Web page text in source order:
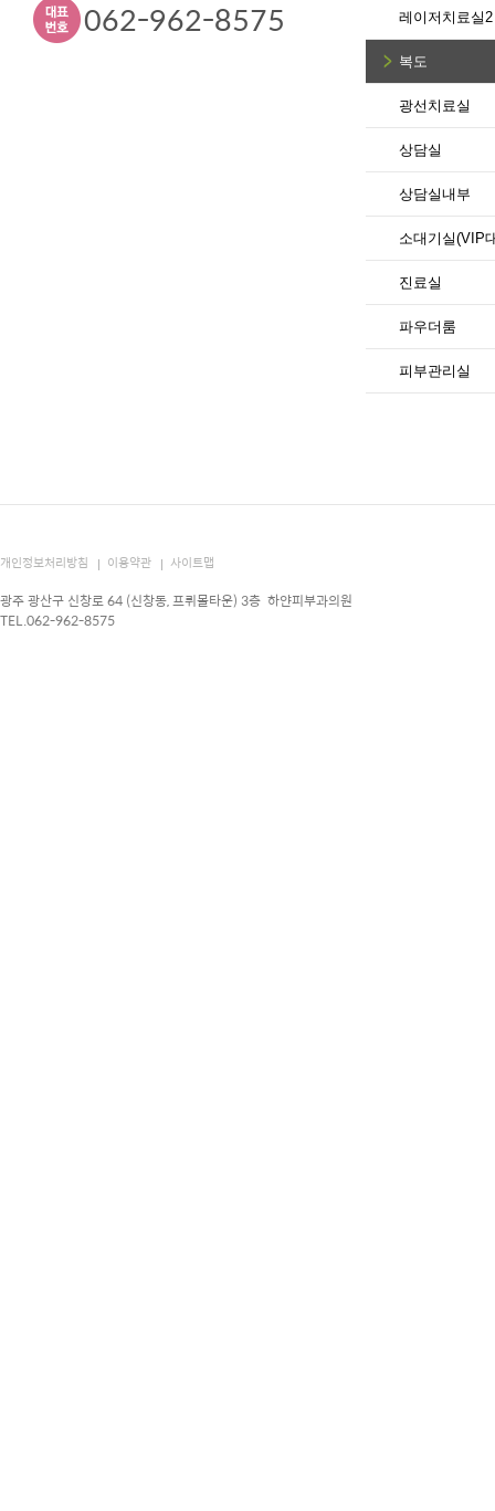
062-962-8575 레이저치료실2
복도
광선치료실
상담실
상담실내부
소대기실(VIP
진료실
파우더룸
피부관리실
개인정보처리방침 이용약관 사이트맵
광주 광산구 신창로 64 (신창동, 프뤼몰타운) 3층 하얀피부과의원
TEL.062-962-8575